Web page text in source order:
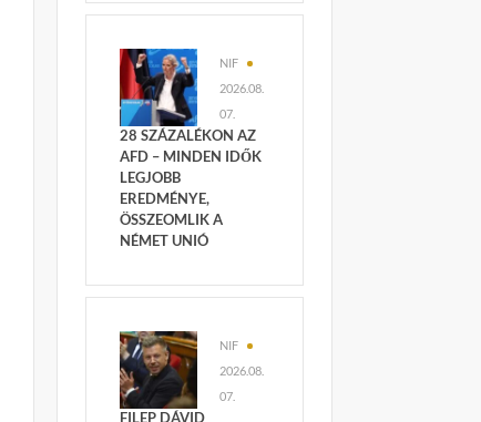
NIF
2026.08.
07.
28 SZÁZALÉKON AZ
AFD – MINDEN IDŐK
LEGJOBB
EREDMÉNYE,
ÖSSZEOMLIK A
NÉMET UNIÓ
NIF
2026.08.
07.
FILEP DÁVID